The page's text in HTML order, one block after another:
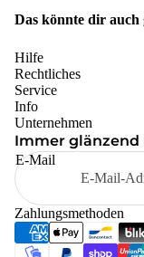
Das könnte dir auch
Hilfe
Rechtliches
Service
Info
Unternehmen
Immer
E-Mail
Zahlungsmethoden